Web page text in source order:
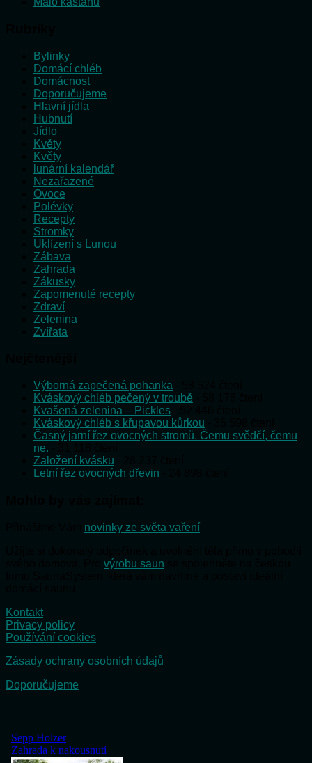
Bylinky
Domácí chléb
Domácnost
Doporučujeme
Hlavní jídla
Hubnutí
Jídlo
Květy
Květy
lunární kalendář
Nezařazené
Ovoce
Polévky
Recepty
Stromky
Uklízení s Lunou
Zábava
Zahrada
Zákusky
Zapomenuté recepty
Zdraví
Zelenina
Zvířata
Výborná zapečená pohanka
Kváskový chléb pečený v troubě
Kvašená zelenina – Pickles
Kváskový chléb s křupavou kůrkou
Časný jarní řez ovocných stromů. Čemu svědčí, čemu
ne.
Založení kvásku
Letní řez ovocných dřevin
novinky ze světa vaření
výrobu saun
Kontakt
Privacy policy
Používání cookies
Zásady ochrany osobních údajů
Doporučujeme